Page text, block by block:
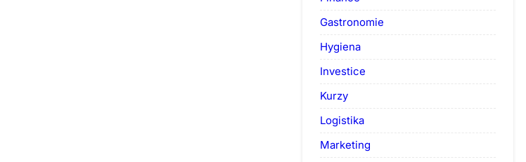
Gastronomie
Hygiena
Investice
Kurzy
Logistika
Marketing